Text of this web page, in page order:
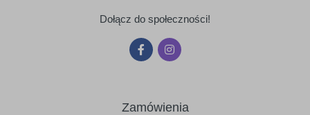
Dołącz do społeczności!
Zamówienia